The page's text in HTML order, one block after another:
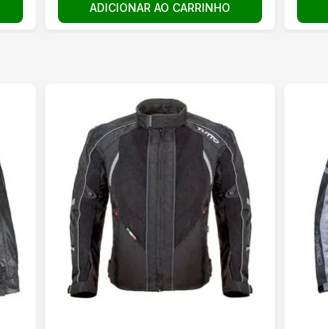
ADICIONAR AO CARRINHO